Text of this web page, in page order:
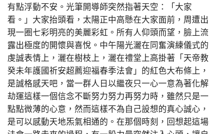
有點浮動不安。光筆開導師突然指著天空：「大家
看。」大家抬頭看，太陽正中高懸在大家面前，周遭出
現一圈七彩明亮的美麗彩虹。所有人仰頭而望，臉上流
露出極度的開懷與喜悅。中午陽光灑在同奮演練儀式的
虔誠表情上，灑在樹枝上，灑在禮堂上高掛著「天帝教
癸未年護國祈安超薦迎福春季法會」的紅色大布條上，
是誠格感天吧，當一群人日以繼夜只一心一意為著化解
劫運這樣一個信念不斷努力努力再努力時，雖然只是一
點點微薄的心意，然而這樣不為自己設想的真心誠心，
是可以感動天地炁氣相通的。在那個時刻，回想起這場